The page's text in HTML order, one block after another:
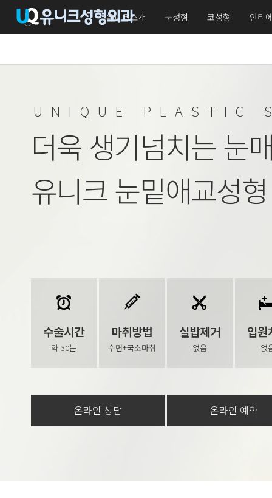
유니크소개 눈성형 코성형 안티
UNIQUE PLASTIC
더욱 생기넘치는 눈
유니크 눈밑애교성형
수술시간
약 30분
마취방법
수면+국소마취
실밥제거
없음
입원
없
온라인 상담 온라인 예약